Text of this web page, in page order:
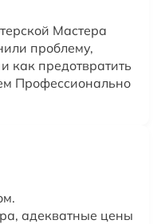
Мастера
проблему,
как предотвратить
Профессионально
адекватные цены